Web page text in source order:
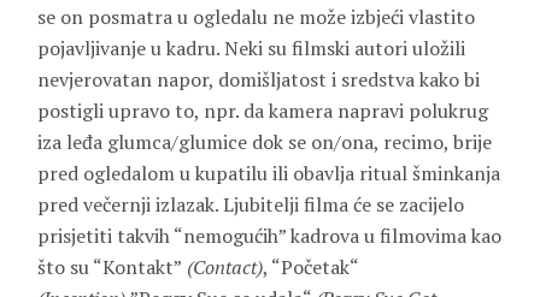
se on posmatra u ogledalu ne može izbjeći vlastito
pojavljivanje u kadru. Neki su filmski autori uložili
nevjerovatan napor, domišljatost i sredstva kako bi
postigli upravo to, npr. da kamera napravi polukrug
iza leđa glumca/glumice dok se on/ona, recimo, brije
pred ogledalom u kupatilu ili obavlja ritual šminkanja
pred večernji izlazak. Ljubitelji filma će se zacijelo
prisjetiti takvih “nemogućih” kadrova u filmovima kao
što su “Kontakt” (Contact), “Početak“